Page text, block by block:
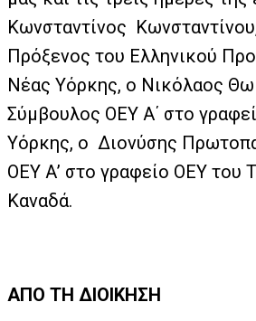
Κωνσταντίνος
Πρόξενος του Ελληνικού
Νέας Υόρκης, ο Νικόλαος
Σύμβουλος ΟΕΥ Α΄ στο
Υόρκης, ο Διονύσης
ΟΕΥ Α’ στο γραφείο ΟΕΥ του
Καναδά.
ΑΠΟ ΤΗ ΔΙΟΙΚΗΣΗ